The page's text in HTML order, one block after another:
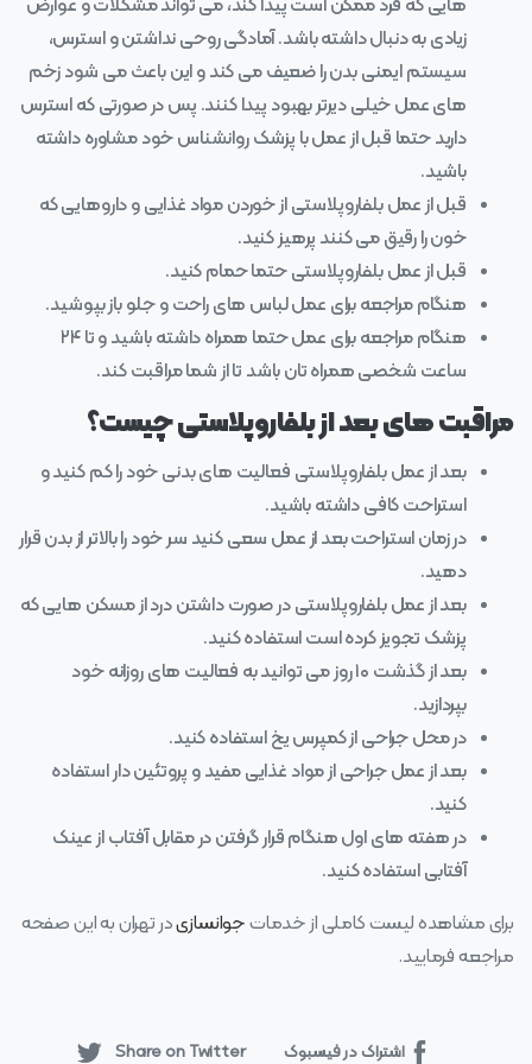
هایی که فرد ممکن است پیدا کند، می تواند مشکلات و عوارض
زیادی به دنبال داشته باشد. آمادگی روحی نداشتن و استرس،
سیستم ایمنی بدن را ضعیف می کند و این باعث می شود زخم
های عمل خیلی دیرتر بهبود پیدا کنند. پس در صورتی که استرس
دارید حتما قبل از عمل با پزشک روانشناس خود مشاوره داشته
باشید.
قبل از عمل بلفاروپلاستی از خوردن مواد غذایی و داروهایی که
خون را رقیق می کنند پرهیز کنید.
قبل از عمل بلفاروپلاستی حتما حمام کنید.
هنگام مراجعه برای عمل لباس های راحت و جلو باز بپوشید.
هنگام مراجعه برای عمل حتما همراه داشته باشید و تا ۲۴
ساعت شخصی همراه تان باشد تا از شما مراقبت کند.
مراقبت های بعد از بلفاروپلاستی چیست؟
بعد از عمل بلفاروپلاستی فعالیت های بدنی خود را کم کنید و
استراحت کافی داشته باشید.
در زمان استراحت بعد از عمل سعی کنید سر خود را بالاتر از بدن قرار
دهید.
بعد از عمل بلفاروپلاستی در صورت داشتن درد از مسکن هایی که
پزشک تجویز کرده است استفاده کنید.
بعد از گذشت ۱۰ روز می توانید به فعالیت های روزانه خود
بپردازید.
در محل جراحی از کمپرس یخ استفاده کنید.
بعد از عمل جراحی از مواد غذایی مفید و پروتئین دار استفاده
کنید.
در هفته های اول هنگام قرار گرفتن در مقابل آفتاب از عینک
آفتابی استفاده کنید.
برای مشاهده لیست کاملی از خدماتجوانسازیدر تهران به این صفحه
مراجعه فرمایید.
اشتراک در فیسبوک Share on Twitter